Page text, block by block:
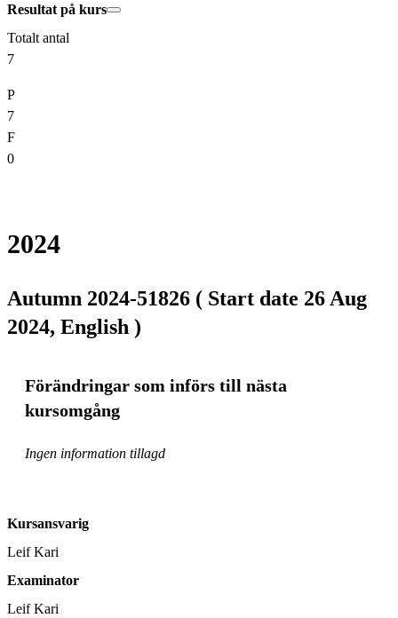
Resultat på kurs
Totalt antal
7
P
7
F
0
2024
Autumn 2024-51826 ( Start date 26 Aug
2024, English )
Förändringar som införs till nästa
kursomgång
Ingen information tillagd
Kursansvarig
Leif Kari
Examinator
Leif Kari